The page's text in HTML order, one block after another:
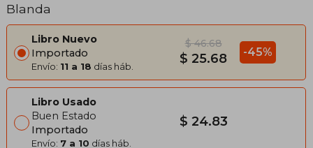
Blanda
Libro Nuevo
Importado
Envío: 11 a 18 días háb.
$ 46.68
$ 25.68 -45%
Libro Usado
Buen Estado
Importado
Envío: 7 a 10 días háb.
$ 24.83